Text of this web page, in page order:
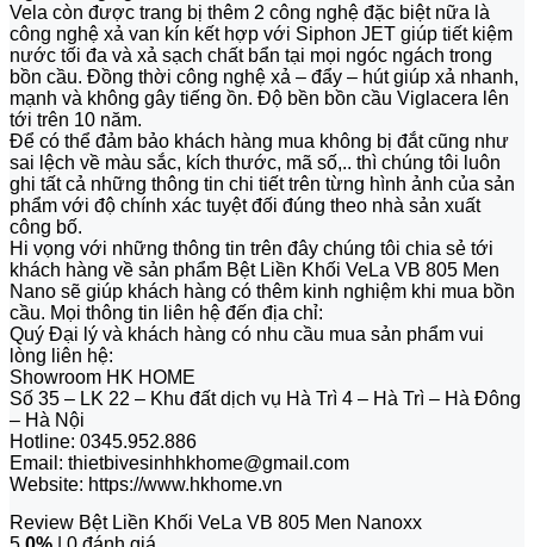
Vela còn được trang bị thêm 2 công nghệ đặc biệt nữa là
công nghệ xả van kín kết hợp với Siphon JET giúp tiết kiệm
nước tối đa và xả sạch chất bẩn tại mọi ngóc ngách trong
bồn cầu. Đồng thời công nghệ xả – đẩy – hút giúp xả nhanh,
mạnh và không gây tiếng ồn. Độ bền bồn cầu Viglacera lên
tới trên 10 năm.
Để có thể đảm bảo khách hàng mua không bị đắt cũng như
sai lệch về màu sắc, kích thước, mã số,.. thì chúng tôi luôn
ghi tất cả những thông tin chi tiết trên từng hình ảnh của sản
phẩm với độ chính xác tuyệt đối đúng theo nhà sản xuất
công bố.
Hi vọng với những thông tin trên đây chúng tôi chia sẻ tới
khách hàng về sản phẩm Bệt Liền Khối VeLa VB 805 Men
Nano sẽ giúp khách hàng có thêm kinh nghiệm khi mua bồn
cầu. Mọi thông tin liên hệ đến địa chỉ:
Quý Đại lý và khách hàng có nhu cầu mua sản phẩm vui
lòng liên hệ:
Showroom HK HOME
Số 35 – LK 22 – Khu đất dịch vụ Hà Trì 4 – Hà Trì – Hà Đông
– Hà Nội
Hotline: 0345.952.886
Email: thietbivesinhhkhome@gmail.com
Website: https://www.hkhome.vn
Review Bệt Liền Khối VeLa VB 805 Men Nanoxx